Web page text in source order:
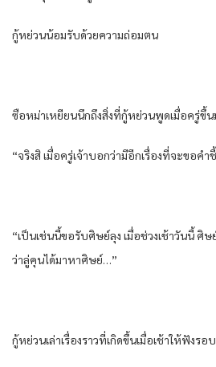
กู้​หย่วน​น้อม​รับ​ด้วย​ความ​ถ่อมตน​
ซือ​หม่า​เหยียน​นึกถึง​สิ่งที่​กู้​หย่วน​พูด​เมื่อ​ครู่​ขึ้น​
“จริง​สิ เมื่อ​ครู่​เจ้าบอ​กว่า​มีอีก​เรื่อง​ที่จะ​ขอ​คำ​
“เป็น​เช่นนี้​ขอรับ​ศิษย์​ลุง​ เมื่อ​ช่วง​เช้าวันนี้​ ศิ
ว่า​ลู่​คุ​น​ได้​มาหา​ศิษย์​…”
กู้​หย่วน​เล่า​เรื่องราว​ที่​เกิดขึ้น​เมื่อเช้า​ให้​ฟังร